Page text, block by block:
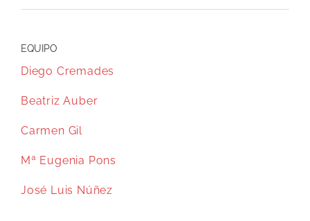
EQUIPO
Diego Cremades
Beatriz Auber
Carmen Gil
Mª Eugenia Pons
José Luis Núñez